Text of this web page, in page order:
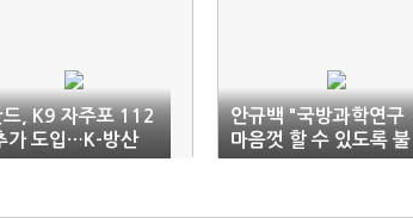
드, K9 자주포 112
가 도입…K-방산
성 다시 입증
안규백 "국방과학연구
마음껏 할 수 있도록 불
필요한 장벽 제거"